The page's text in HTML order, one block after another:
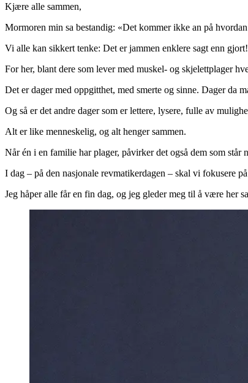
Kjære alle sammen,
Mormoren min sa bestandig: «Det kommer ikke an på
Vi alle kan sikkert tenke: Det er jammen enklere sagt enn
For her, blant dere som lever med muskel- og skjelettplager
Det er dager med oppgitthet, med smerte og sinne. Dager da
Og så er det andre dager som er lettere, lysere, fulle av
Alt er like menneskelig, og alt henger sammen.
Når én i en familie har plager, påvirker det også dem som står
I dag – på den nasjonale revmatikerdagen – skal vi fokusere
Jeg håper alle får en fin dag, og jeg gleder meg til å være her